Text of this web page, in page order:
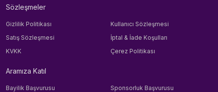
Sözleşmeler
Gizlilik Politikası
Kullanıcı Sözleşmesi
Satış Sözleşmesi
İptal & İade Koşulları
KVKK
Çerez Politikası
Aramıza Katıl
Bayilik Başvurusu
Sponsorluk Başvurusu